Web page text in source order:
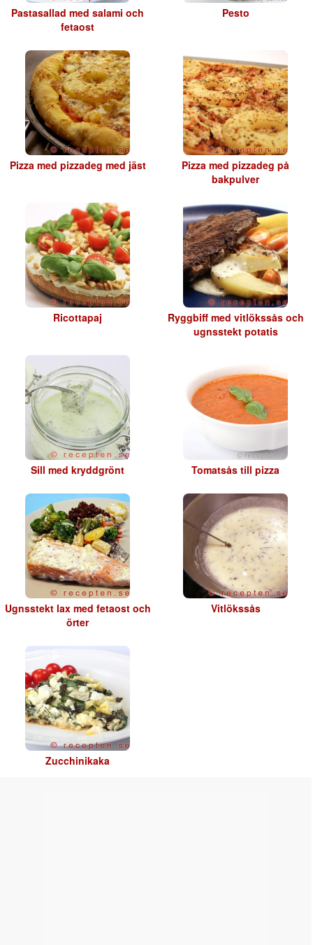
Pastasallad med salami och
fetaost
Pesto
Pizza med pizzadeg med jäst
Pizza med pizzadeg på
bakpulver
Ricottapaj
Ryggbiff med vitlökssås och
ugnsstekt potatis
Sill med kryddgrönt Tomatsås till pizza
Ugnsstekt lax med fetaost och
örter
Vitlökssås
Zucchinikaka